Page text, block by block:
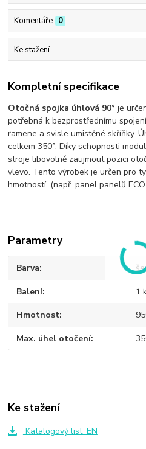
Komentáře 0
Ke stažení
Kompletní specifikace
Otočná spojka úhlová 90° je
potřebná k bezprostřednímu
ramene a svisle umistěné skříňky.
celkem 350°. Díky schopnosti
stroje libovolně zaujmout pozici
vlevo. Tento výrobek je určen pro
hmotností. (např. panel panelů
Parametry
Barva
Balení 1
Hmotnost
Max. úhel otočení
Ke stažení
Katalogový list_EN